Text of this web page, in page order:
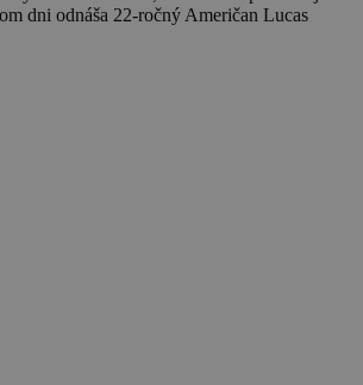
dni odnáša 22-ročný Američan Lucas